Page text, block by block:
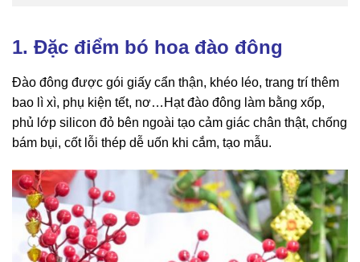
1. Đặc điểm bó hoa đào đông
Đào đông được gói giấy cẩn thận, khéo léo, trang trí thêm
bao lì xì, phụ kiện tết, nơ…Hạt đào đông làm bằng xốp,
phủ lớp silicon đỏ bên ngoài tạo cảm giác chân thật, chống
bám bụi, cốt lỗi thép dễ uốn khi cắm, tạo mẫu.